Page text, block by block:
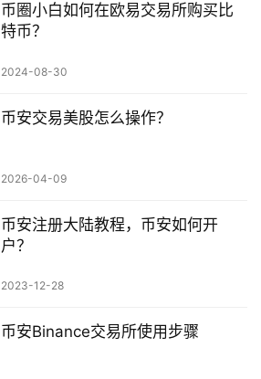
币圈小白如何在欧易交易所购买比
特币？
2024-08-30
币安交易美股怎么操作？
2026-04-09
币安注册大陆教程，币安如何开
户？
2023-12-28
币安Binance交易所使用步骤